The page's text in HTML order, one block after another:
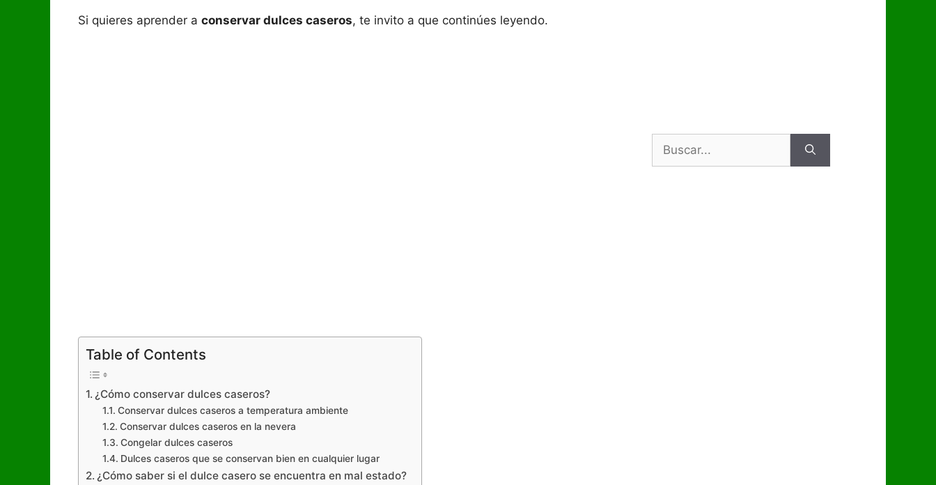
Si quieres aprender a conservar dulces caseros, te invito a que continúes leyendo.
Table of Contents
¿Cómo conservar dulces caseros?
Conservar dulces caseros a temperatura ambiente
Conservar dulces caseros en la nevera
Congelar dulces caseros
Dulces caseros que se conservan bien en cualquier lugar
¿Cómo saber si el dulce casero se encuentra en mal estado?
Buscar: